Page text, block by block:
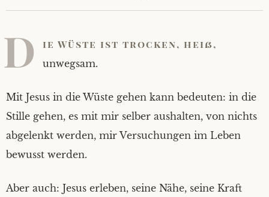
D ie Wüste ist trocken, heiß,
unwegsam.
Mit Jesus in die Wüste gehen kann bedeuten: in die
Stille gehen, es mit mir selber aushalten, von nichts
abgelenkt werden, mir Versuchungen im Leben
bewusst werden.
Aber auch: Jesus erleben, seine Nähe, seine Kraft